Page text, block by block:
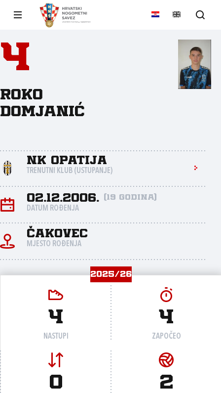
4
Roko
Domjanić
NK Opatija
TRENUTNI KLUB (USTUPANJE)
02.12.2006. (19 godina)
DATUM ROĐENJA
Čakovec
MJESTO ROĐENJA
2025/26
4
NASTUPI
4
ZAPOČEO
0 2